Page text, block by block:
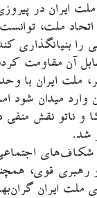
بر اهمیت وحدت ملت ایران
ملت،
بنیانگذاری
آن مقاومت
ایران با
میدان شود
و ناتو نقش منفی
شد.
داشت با توجه به
رهبری قوی،
ایران گران‌بها